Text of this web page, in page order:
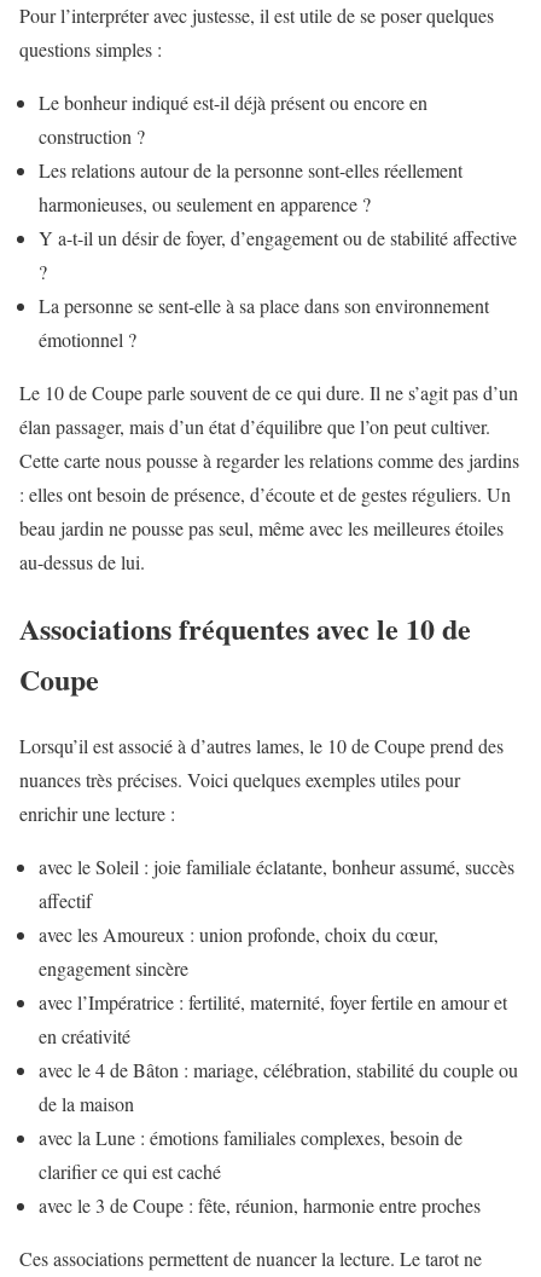
Pour l’interpréter avec justesse, il est utile de se poser quelques
questions simples :
Le bonheur indiqué est-il déjà présent ou encore en
construction ?
Les relations autour de la personne sont-elles réellement
harmonieuses, ou seulement en apparence ?
Y a-t-il un désir de foyer, d’engagement ou de stabilité affective
?
La personne se sent-elle à sa place dans son environnement
émotionnel ?
Le 10 de Coupe parle souvent de ce qui dure. Il ne s’agit pas d’un
élan passager, mais d’un état d’équilibre que l’on peut cultiver.
Cette carte nous pousse à regarder les relations comme des jardins
: elles ont besoin de présence, d’écoute et de gestes réguliers. Un
beau jardin ne pousse pas seul, même avec les meilleures étoiles
au-dessus de lui.
Associations fréquentes avec le 10 de
Coupe
Lorsqu’il est associé à d’autres lames, le 10 de Coupe prend des
nuances très précises. Voici quelques exemples utiles pour
enrichir une lecture :
avec le Soleil : joie familiale éclatante, bonheur assumé, succès
affectif
avec les Amoureux : union profonde, choix du cœur,
engagement sincère
avec l’Impératrice : fertilité, maternité, foyer fertile en amour et
en créativité
avec le 4 de Bâton : mariage, célébration, stabilité du couple ou
de la maison
avec la Lune : émotions familiales complexes, besoin de
clarifier ce qui est caché
avec le 3 de Coupe : fête, réunion, harmonie entre proches
Ces associations permettent de nuancer la lecture. Le tarot ne